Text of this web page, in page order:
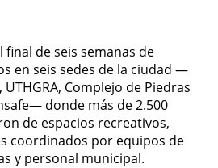
de seis semanas de
en seis sedes de la ciudad —
UTHGRA, Complejo de Piedras
donde más de 2.500
de espacios recreativos,
coordinados por equipos de
y personal municipal.